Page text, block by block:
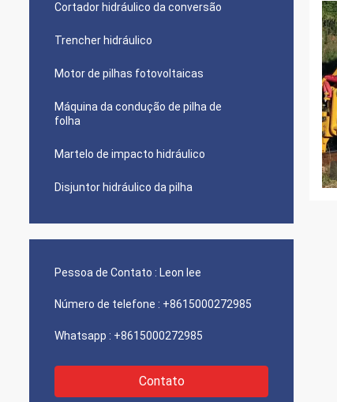
Cortador hidráulico da conversão
Trencher hidráulico
Motor de pilhas fotovoltaicas
Máquina da condução de pilha de
folha
Martelo de impacto hidráulico
Disjuntor hidráulico da pilha
Pessoa de Contato : Leon lee
Número de telefone : +8615000272985
Whatsapp : +8615000272985
Contato